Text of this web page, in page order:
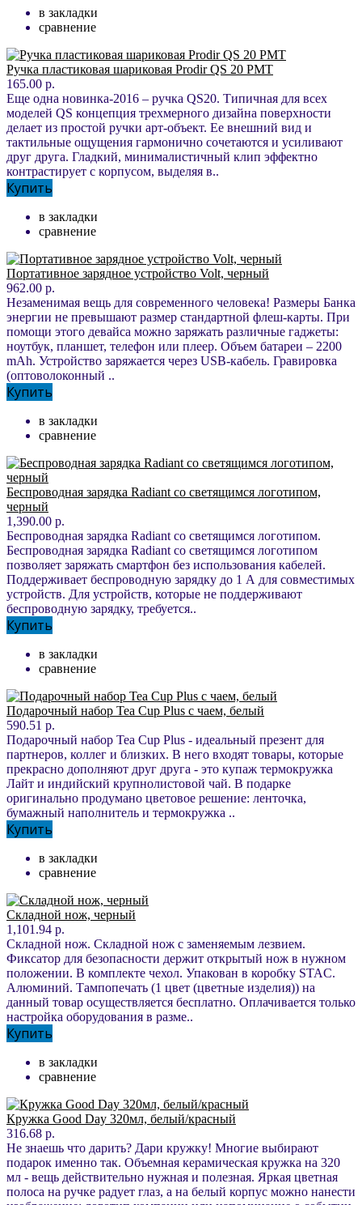
в закладки
сравнение
Ручка пластиковая шариковая Prodir QS 20 PMT
165.00 р.
Еще одна новинка-2016 – ручка QS20. Типичная для всех
моделей QS концепция трехмерного дизайна поверхности
делает из простой ручки арт-объект. Ее внешний вид и
тактильные ощущения гармонично сочетаются и усиливают
друг друга. Гладкий, минималистичный клип эффектно
контрастирует с корпусом, выделяя в..
Купить
в закладки
сравнение
Портативное зарядное устройство Volt, черный
962.00 р.
Незаменимая вещь для современного человека! Размеры Банка
энергии не превышают размер стандартной флеш-карты. При
помощи этого девайса можно заряжать различные гаджеты:
ноутбук, планшет, телефон или плеер. Объем батареи – 2200
mAh. Устройство заряжается через USB-кабель. Гравировка
(оптоволоконный ..
Купить
в закладки
сравнение
Беспроводная зарядка Radiant со светящимся логотипом,
черный
1,390.00 р.
Беспроводная зарядка Radiant со светящимся логотипом.
Беспроводная зарядка Radiant со светящимся логотипом
позволяет заряжать смартфон без использования кабелей.
Поддерживает беспроводную зарядку до 1 А для совместимых
устройств. Для устройств, которые не поддерживают
беспроводную зарядку, требуется..
Купить
в закладки
сравнение
Подарочный набор Tea Cup Plus с чаем, белый
590.51 р.
Подарочный набор Tea Cup Plus - идеальный презент для
партнеров, коллег и близких. В него входят товары, которые
прекрасно дополняют друг друга - это купаж термокружка
Лайт и индийский крупнолистовой чай. В подарке
оригинально продумано цветовое решение: ленточка,
бумажный наполнитель и термокружка ..
Купить
в закладки
сравнение
Складной нож, черный
1,101.94 р.
Складной нож. Складной нож с заменяемым лезвием.
Фиксатор для безопасности держит открытый нож в нужном
положении. В комплекте чехол. Упакован в коробку STAC.
Алюминий. Тампопечать (1 цвет (цветные изделия)) на
данный товар осуществляется бесплатно. Оплачивается только
настройка оборудования в разме..
Купить
в закладки
сравнение
Кружка Good Day 320мл, белый/красный
316.68 р.
Не знаешь что дарить? Дари кружку! Многие выбирают
подарок именно так. Объемная керамическая кружка на 320
мл - вещь действительно нужная и полезная. Яркая цветная
полоса на ручке радует глаз, а на белый корпус можно нанести